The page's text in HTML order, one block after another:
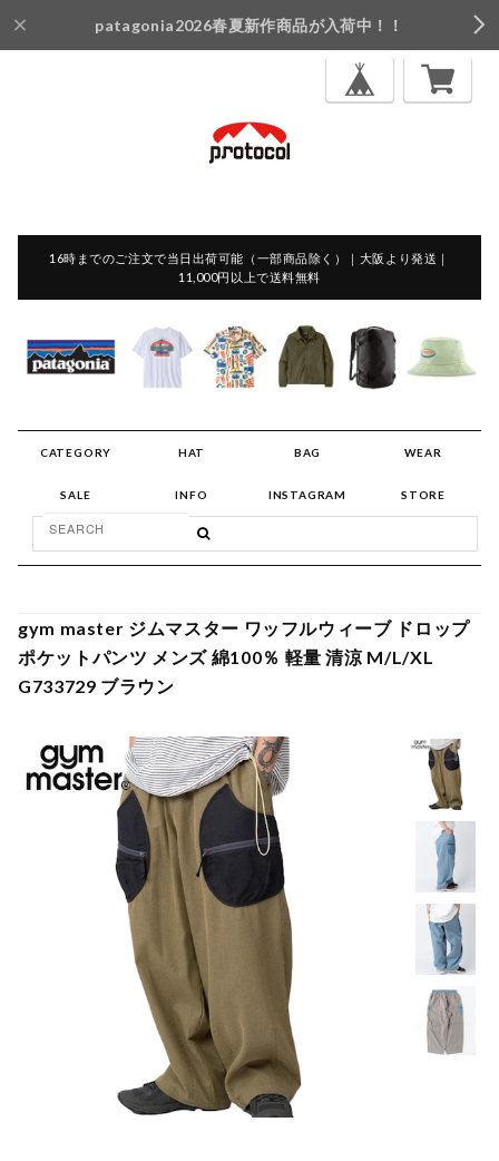
patagonia2026春夏新作商品が入荷中！！
16時までのご注文で当日出荷可能（一部商品除く）｜大阪より発送｜
11,000円以上で送料無料
CATEGORY HAT BAG WEAR
SALE INFO INSTAGRAM STORE
gym master ジムマスター ワッフルウィーブ ドロップ
ポケットパンツ メンズ 綿100％ 軽量 清涼 M/L/XL
G733729 ブラウン